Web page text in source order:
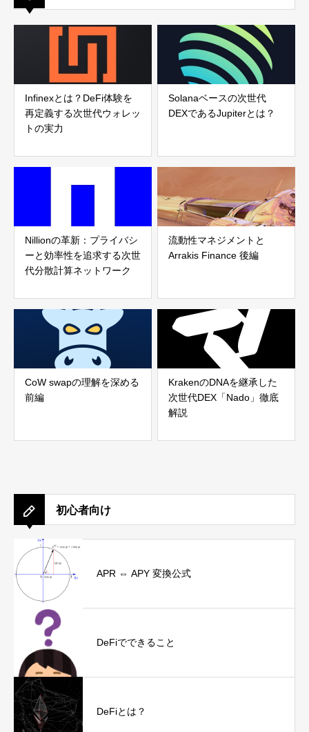
Infinexとは？DeFi体験を
再定義する次世代ウォレッ
トの実力
Solanaベースの次世代
DEXであるJupiterとは？
Nillionの革新：プライバシ
ーと効率性を追求する次世
代分散計算ネットワーク
流動性マネジメントと
Arrakis Finance 後編
CoW swapの理解を深める
前編
KrakenのDNAを継承した
次世代DEX「Nado」徹底
解説
初心者向け
APR ⇔ APY 変換公式
DeFiでできること
DeFiとは？